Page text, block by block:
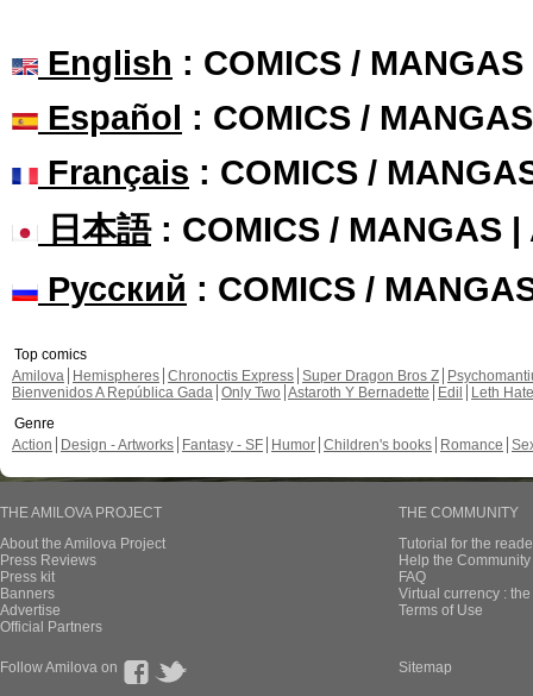
English : COMICS /
Español : COMICS /
Français : COMICS /
日本語: COMICS / MANGAS |
Русский : COMICS /
Top comics
Amilova
Hemispheres Chronoctis Express Super Dragon Bros Z
Bienvenidos A República Gada Only Two Astaroth Y Bernadette Edil
Leth Hate
Genre
Action
Design - Artworks Fantasy - SF Humor Children's books Romance
THE AMILOVA PROJECT
About the Amilova Project
Press Reviews
Press kit
Banners
Advertise
Official Partners
THE COMMUNITY
Tutorial for the
Help the
FAQ
Virtual currency :
Terms of Use
Follow Amilova on Sitemap